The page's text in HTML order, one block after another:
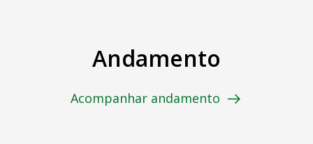
Andamento
Acompanhar andamento